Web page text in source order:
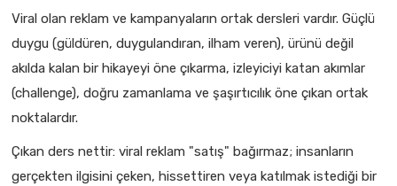
Viral olan reklam ve kampanyaların ortak dersleri vardır. Güçlü
duygu (güldüren, duygulandıran, ilham veren), ürünü değil
akılda kalan bir hikayeyi öne çıkarma, izleyiciyi katan akımlar
(challenge), doğru zamanlama ve şaşırtıcılık öne çıkan ortak
noktalardır.
Çıkan ders nettir: viral reklam "satış" bağırmaz; insanların
gerçekten ilgisini çeken, hissettiren veya katılmak istediği bir